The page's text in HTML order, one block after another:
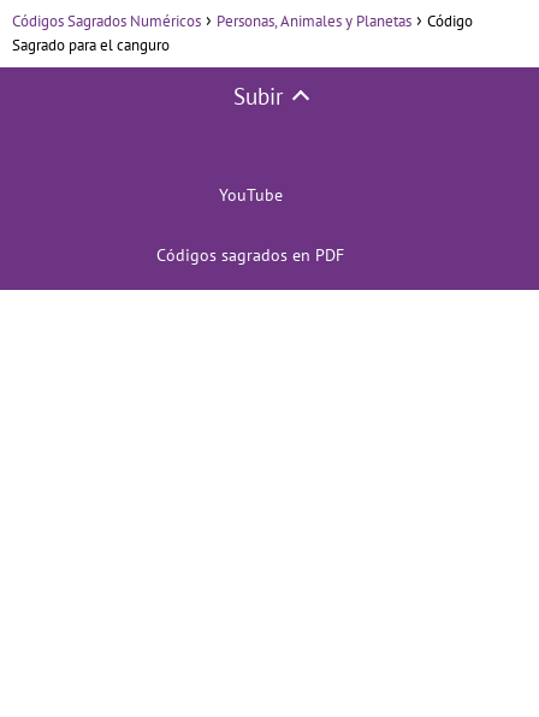
Códigos Sagrados Numéricos Personas, Animales y Planetas
Código
Sagrado para el canguro
Subir
YouTube
Códigos sagrados en PDF